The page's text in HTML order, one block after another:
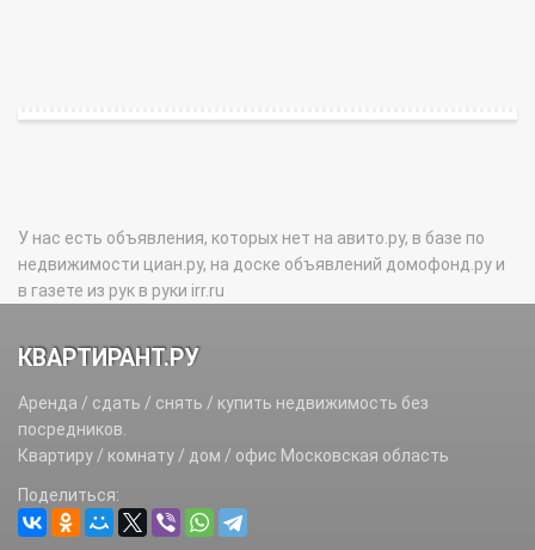
У нас есть объявления, которых нет на авито.ру, в базе по
недвижимости циан.ру, на доске объявлений домофонд.ру и
в газете из рук в руки irr.ru
КВАРТИРАНТ.РУ
Аренда / сдать / снять / купить недвижимость без
посредников.
Квартиру / комнату / дом / офис Московская область
Поделиться: